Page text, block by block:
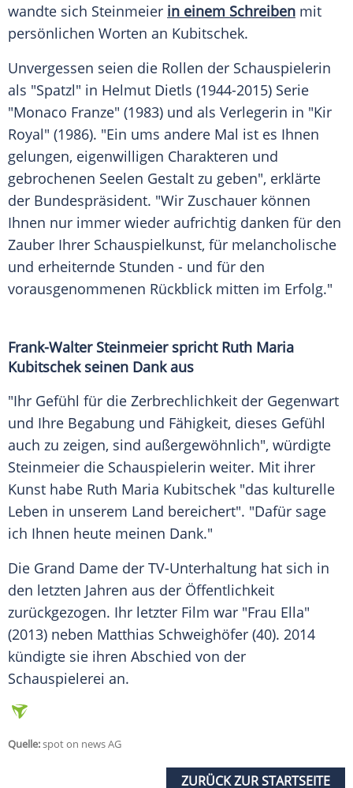
wandte sich Steinmeier in einem Schreiben mit
persönlichen Worten an Kubitschek.
Unvergessen seien die Rollen der Schauspielerin
als "Spatzl" in Helmut Dietls (1944-2015) Serie
"Monaco Franze" (1983) und als Verlegerin in "Kir
Royal" (1986). "Ein ums andere Mal ist es Ihnen
gelungen, eigenwilligen Charakteren und
gebrochenen Seelen Gestalt zu geben", erklärte
der Bundespräsident. "Wir Zuschauer können
Ihnen nur immer wieder aufrichtig danken für den
Zauber Ihrer Schauspielkunst, für melancholische
und erheiternde Stunden - und für den
vorausgenommenen Rückblick mitten im Erfolg."
Frank-Walter Steinmeier spricht Ruth Maria
Kubitschekseinen Dank aus
"Ihr Gefühl für die Zerbrechlichkeit der Gegenwart
und Ihre Begabung und Fähigkeit, dieses Gefühl
auch zu zeigen, sind außergewöhnlich", würdigte
Steinmeier die Schauspielerin weiter. Mit ihrer
Kunst habe Ruth Maria Kubitschek "das kulturelle
Leben in unserem Land bereichert". "Dafür sage
ich Ihnen heute meinen Dank."
Die Grand Dame der TV-Unterhaltung hat sich in
den letzten Jahren aus der Öffentlichkeit
zurückgezogen. Ihr letzter Film war "Frau Ella"
(2013) neben Matthias Schweighöfer (40). 2014
kündigte sie ihren Abschied von der
Schauspielerei an.
Quelle:spot on news AG
ZURÜCK ZUR STARTSEITE